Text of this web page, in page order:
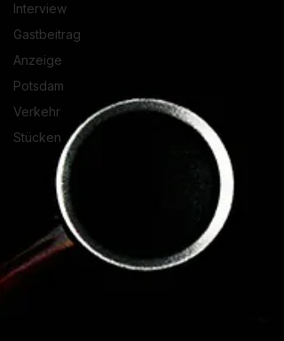
Interview
Gastbeitrag
Anzeige
Potsdam
Verkehr
Stücken